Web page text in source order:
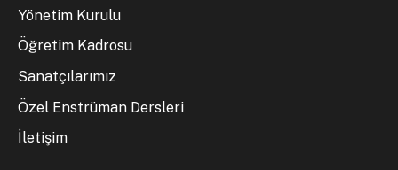
Yönetim Kurulu
Öğretim Kadrosu
Sanatçılarımız
Özel Enstrüman Dersleri
İletişim